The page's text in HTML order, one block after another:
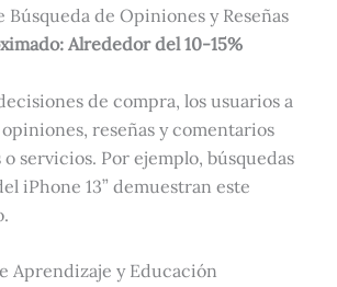
Búsqueda de Opiniones y Reseñas
Alrededor del 10-15%
de compra, los usuarios a
reseñas y comentarios
servicios. Por ejemplo, búsquedas
iPhone 13” demuestran este
Aprendizaje y Educación